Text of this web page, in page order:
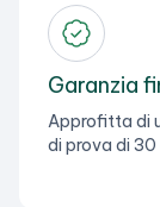
Garanzia
Approfitta di
di prova di 30